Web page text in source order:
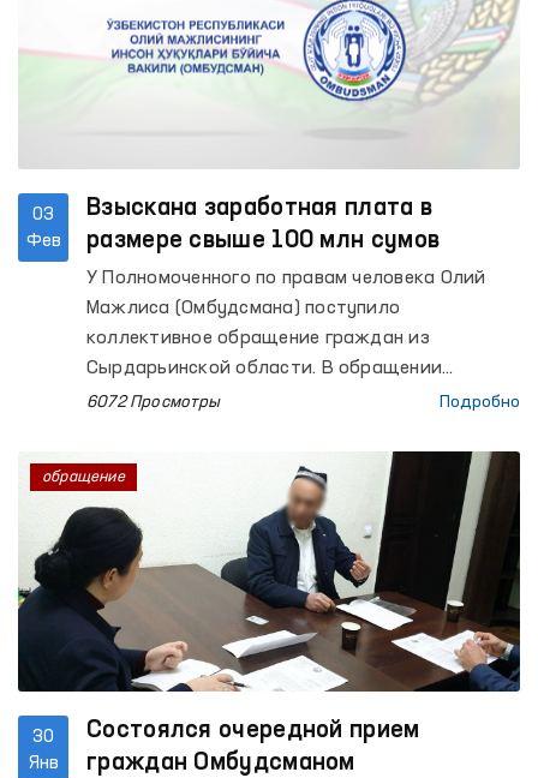
03
Фев
Взыскана заработная плата в
размере свыше 100 млн сумов
У Полномоченного по правам человека Олий
Мажлиса (Омбудсмана) поступило
коллективное обращение граждан из
Сырдарьинской области. В обращении
граждане жаловались, что производственное
Гулистан, не выплатило заработную плату за
15-дневный рабочий период в октябре и
ноябре 2023 года.
6072 Просмотры Подробно
30
Янв
Состоялся очередной прием
граждан Омбудсманом
обращение